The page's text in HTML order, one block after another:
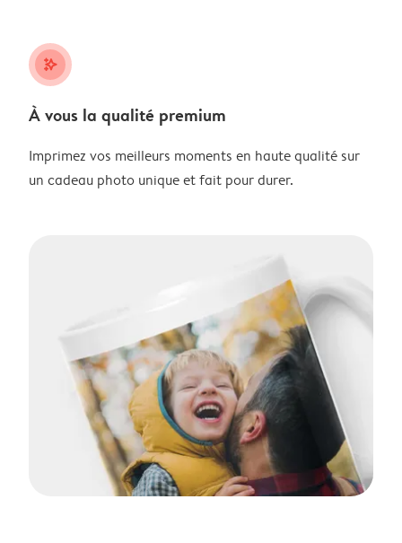
stars_plus
À vous la qualité premium
Imprimez vos meilleurs moments en haute qualité sur
un cadeau photo unique et fait pour durer.